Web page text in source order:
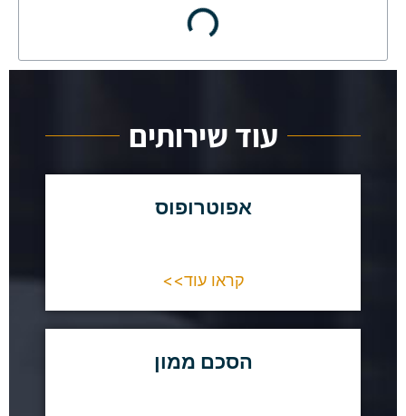
עוד שירותים
אפוטרופוס
קראו עוד>>
הסכם ממון